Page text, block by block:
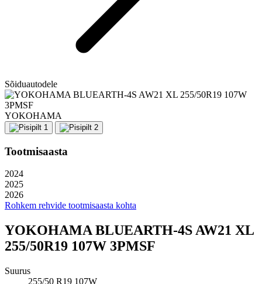
Sõiduautodele
YOKOHAMA
Tootmisaasta
2024
2025
2026
Rohkem rehvide tootmisaasta kohta
YOKOHAMA BLUEARTH-4S AW21 XL
255/50R19 107W 3PMSF
Suurus
255/50 R19 107W